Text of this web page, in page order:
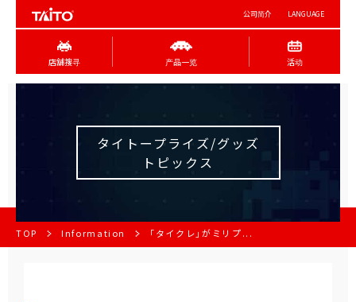
公司简介 LANGUAGE
店舖搜寻 产品一览 活动
タイトープライズ/グッズ
トピックス
TOP Information 「タイクレ」がミリプ...